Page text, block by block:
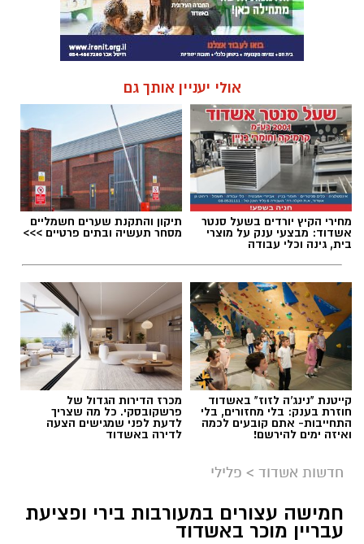
אולי יעניין אותך גם
מחירי הקיץ יורדים בשעל סנטר
אשדוד: מבצעי ענק על מוצרי
בית, גינה וכלי עבודה
תיקון והתקנת שערים חשמליים
מסחר תעשיה ובתים פרטיים >>>
קייטנת "נינג'ה לזוז" באשדוד
חוזרת בענק: בלי מחזורים, בלי
התחייבות- אתם קובעים לכמה
ואיזה ימים להירשם!
מכרז הדירות הגדול של
פרשקובסקי. כל מה שצריך
לדעת לפני שמגישים הצעה
לדירה באשדוד
חדשות אשדוד > פלילי
חמישה עצורים במעורבות בירי ופציעת
עבריין מוכר באשדוד